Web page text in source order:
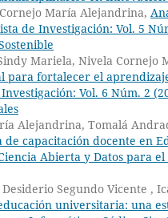
María Alejandrina,
de Investigación: Vol. 5
Mariela, Nivela
para fortalecer el
Vol. 6 Núm. 2
Alejandrina, Tomalá
capacitación docente en
Abierta y Datos para
Segundo Vicente ,
universitaria: una